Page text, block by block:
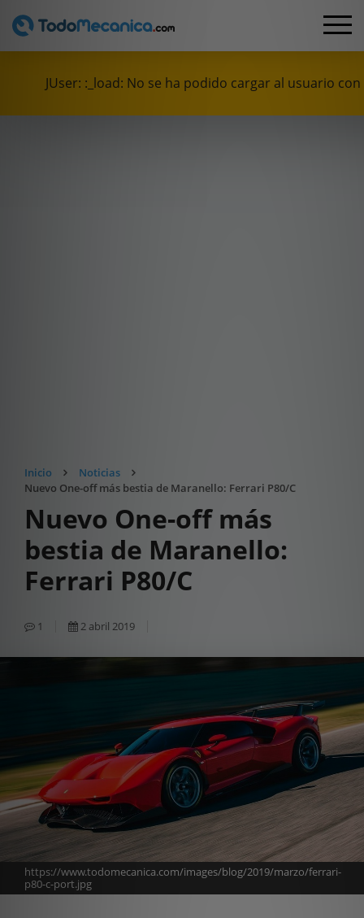
JUser: :_load: No se ha podido cargar al usuario
Inicio
Noticias
Nuevo One-off más bestia de Maranello: Ferrari P80/C
Nuevo One-off más
bestia de Maranello:
Ferrari P80/C
1 2 abril 2019
https://www.todomecanica.com/images/blog/2019/marzo/ferrari-
p80-c-port.jpg